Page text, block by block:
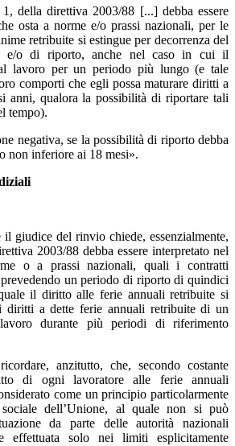
direttiva 2003/88 [...] debba essere
osta a norme e/o prassi nazionali, per le
retribuite si estingue per decorrenza del
e/o di riporto, anche nel caso in cui il
lavoro per un periodo più lungo (e tale
comporti che egli possa maturare diritti a
anni, qualora la possibilità di riportare tali
tempo).
negativa, se la possibilità di riporto debba
non inferiore ai 18 mesi».
giudice del rinvio chiede, essenzialmente,
2003/88 debba essere interpretato nel
o a prassi nazionali, quali i contratti
un periodo di riporto di quindici
il diritto alle ferie annuali retribuite si
diritti a dette ferie annuali retribuite di un
durante più periodi di riferimento
anzitutto, che, secondo costante
di ogni lavoratore alle ferie annuali
come un principio particolarmente
dell’Unione, al quale non si può
da parte delle autorità nazionali
effettuata solo nei limiti esplicitamente